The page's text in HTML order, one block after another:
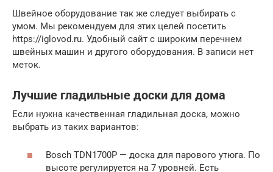
Швейное оборудование так же следует выбирать с
умом. Мы рекомендуем для этих целей посетить
https://iglovod.ru. Удобный сайт с широким перечнем
швейных машин и другого оборудования. В записи нет
меток.
Лучшие гладильные доски для дома
Если нужна качественная гладильная доска, можно
выбрать из таких вариантов:
Bosch TDN1700P — доска для парового утюга. По
высоте регулируется на 7 уровней. Есть